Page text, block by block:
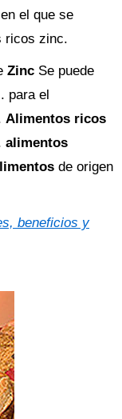
el que se
ricos zinc.
Zinc Se puede
para el
Alimentos ricos
alimentos
de origen
beneficios y